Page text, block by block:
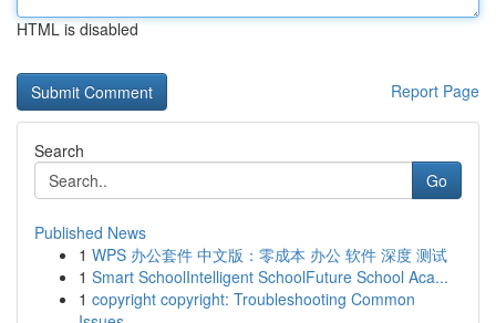
HTML is disabled
Report Page
Search
Go
Published News
1 WPS 办公套件 中文版：零成本 办公 软件 深度 测试
1 Smart SchoolIntelligent SchoolFuture School Aca...
1 copyright copyright: Troubleshooting Common